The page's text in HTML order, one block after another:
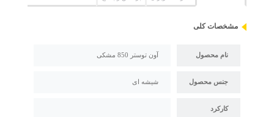
مشخصات کلی
نام محصول آون توستر 850 مشکی
جنس محصول شیشه ای
کارکرد